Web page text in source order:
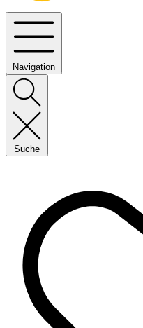
Navigation
Suche